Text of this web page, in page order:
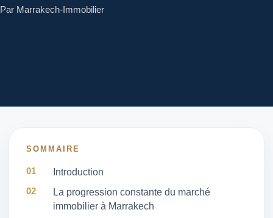
Par Marrakech-Immobilier
SOMMAIRE
Introduction
La progression constante du marché
immobilier à Marrakech